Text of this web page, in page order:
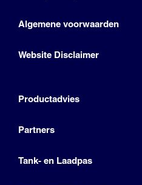
Algemene voorwaarden
Website Disclaimer
Productadvies
Partners
Tank- en Laadpas